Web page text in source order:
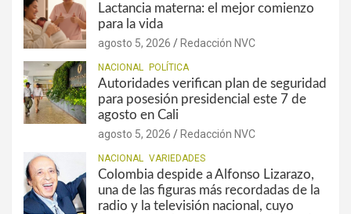
Lactancia materna: el mejor comienzo
para la vida
agosto 5, 2026 Redacción NVC
NACIONAL POLÍTICA
Autoridades verifican plan de seguridad
para posesión presidencial este 7 de
agosto en Cali
agosto 5, 2026 Redacción NVC
NACIONAL VARIEDADES
Colombia despide a Alfonso Lizarazo,
una de las figuras más recordadas de la
radio y la televisión nacional, cuyo